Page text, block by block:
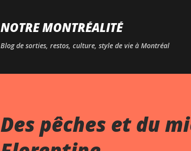
NOTRE MONTRÉALITÉ
Blog de sorties, restos, culture, style de vie à Montréal
Des pêches et du